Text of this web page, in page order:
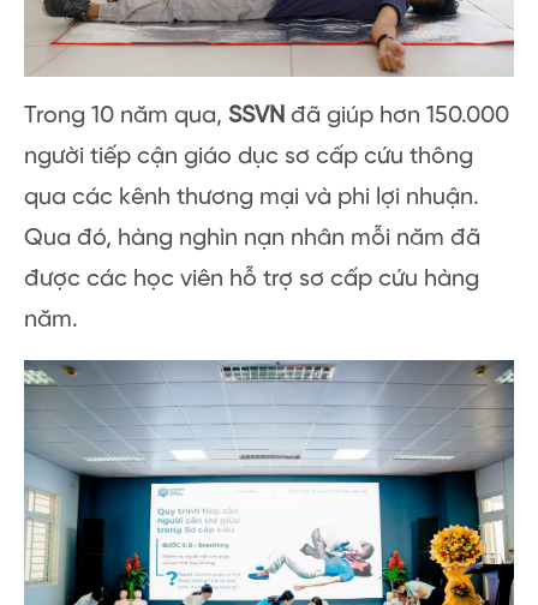
Trong 10 năm qua, SSVN đã giúp hơn 150.000
người tiếp cận giáo dục sơ cấp cứu thông
qua các kênh thương mại và phi lợi nhuận.
Qua đó, hàng nghìn nạn nhân mỗi năm đã
được các học viên hỗ trợ sơ cấp cứu hàng
năm.